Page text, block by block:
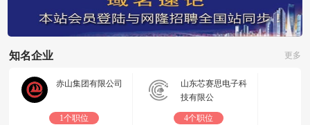
知名企业 更多
赤山集团有限公司
1个职位
山东芯赛思电子科
技有限公
4个职位